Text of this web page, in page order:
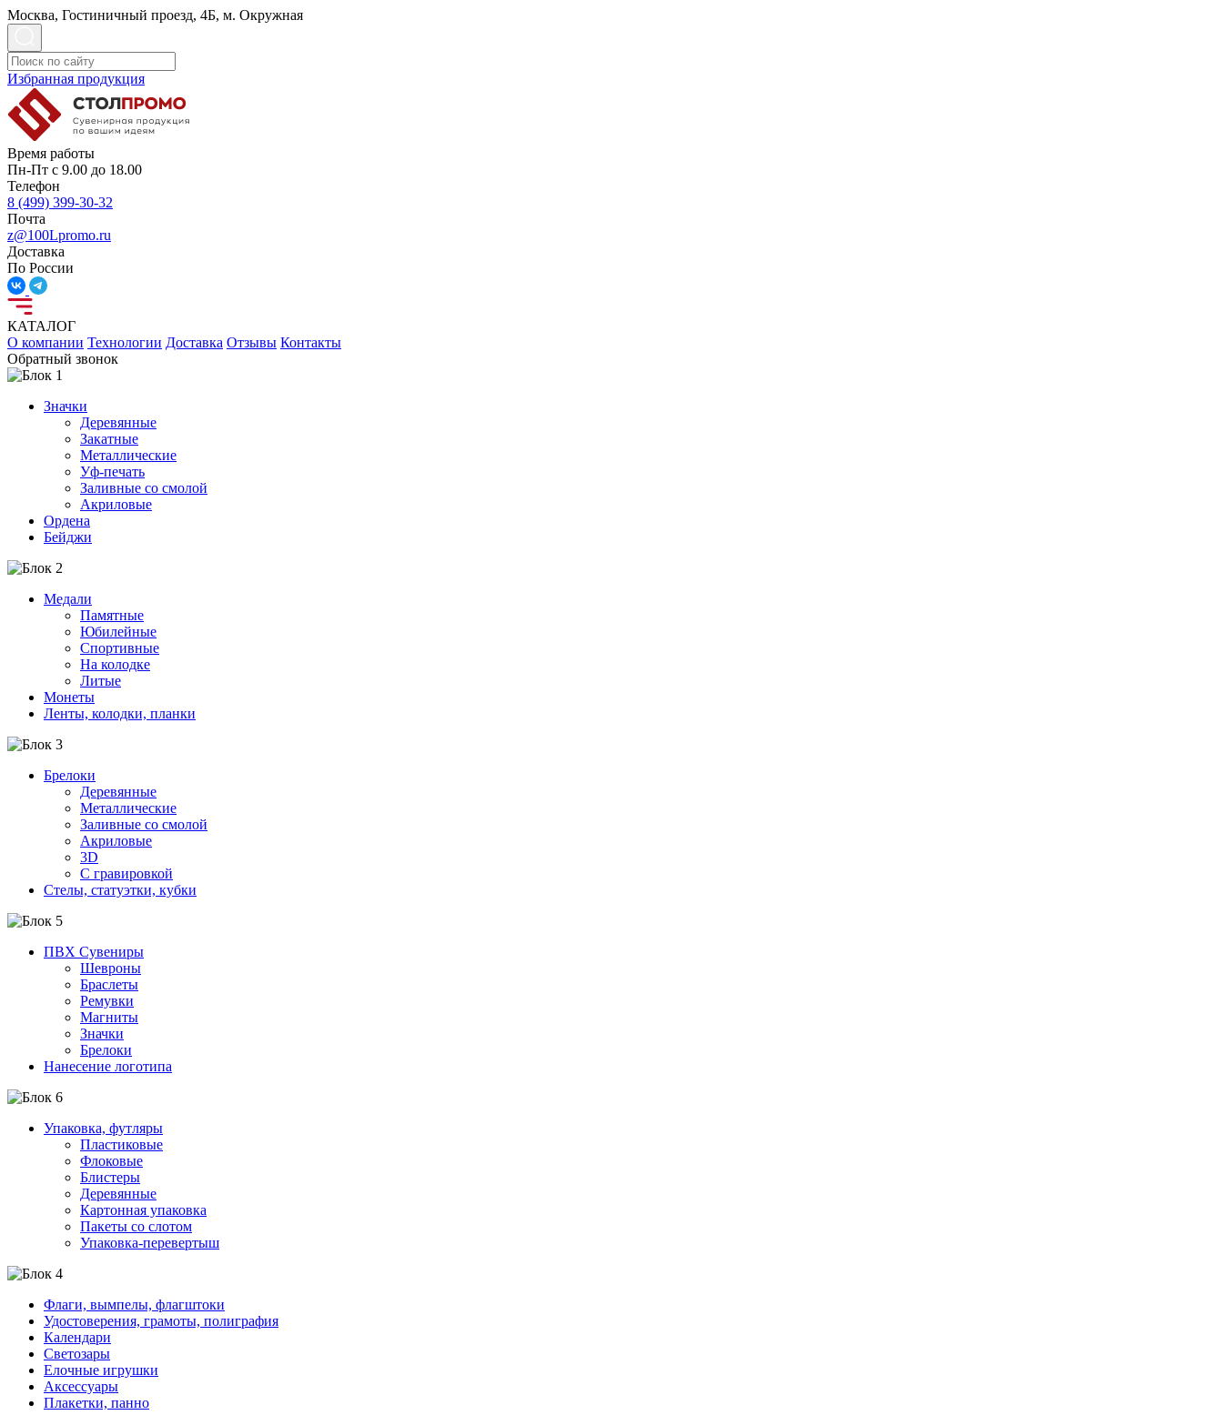
Москва, Гостиничный проезд, 4Б, м. Окружная
Избранная продукция
Время работы
Пн-Пт с 9.00 до 18.00
Телефон
8 (499) 399-30-32
Почта
z@100Lpromo.ru
Доставка
По России
КАТАЛОГ
О компании Технологии Доставка Отзывы Контакты
Обратный звонок
Значки
Деревянные
Закатные
Металлические
Уф-печать
Заливные со смолой
Акриловые
Ордена
Бейджи
Медали
Памятные
Юбилейные
Спортивные
На колодке
Литые
Монеты
Ленты, колодки, планки
Брелоки
Деревянные
Металлические
Заливные со смолой
Акриловые
3D
C гравировкой
Стелы, статуэтки, кубки
ПВХ Сувениры
Шевроны
Браслеты
Ремувки
Магниты
Значки
Брелоки
Нанесение логотипа
Упаковка, футляры
Пластиковые
Флоковые
Блистеры
Деревянные
Картонная упаковка
Пакеты со слотом
Упаковка-перевертыш
Флаги, вымпелы, флагштоки
Удостоверения, грамоты, полиграфия
Календари
Светозары
Елочные игрушки
Аксессуары
Плакетки, панно